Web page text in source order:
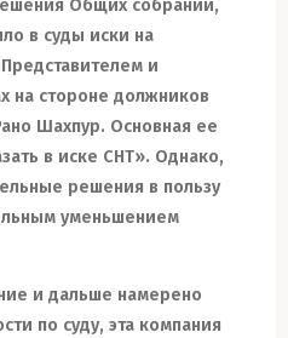
Общих собраний,
в суды иски на
Представителем и
на стороне должников
Шахпур. Основная ее
в иске СНТ». Однако,
решения в пользу
уменьшением
и дальше намерено
по суду, эта компания